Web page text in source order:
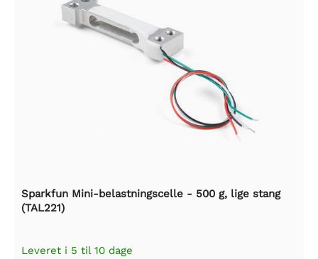
Sparkfun Mini-belastningscelle - 500 g, lige stang
(TAL221)
Leveret i 5 til 10 dage